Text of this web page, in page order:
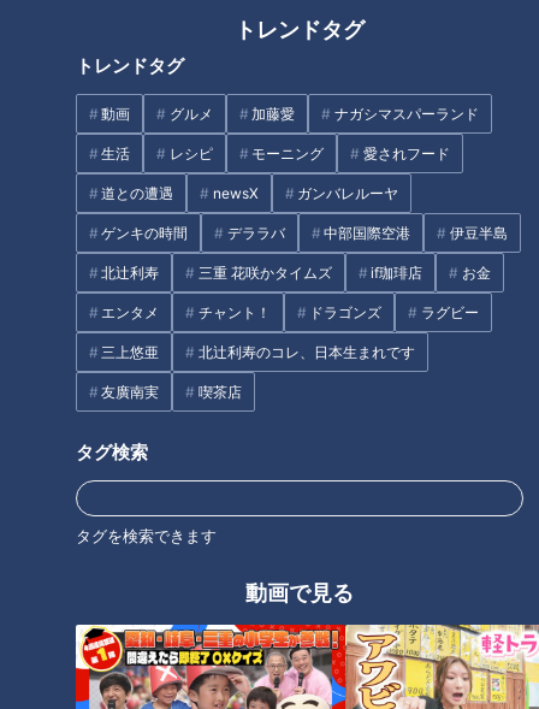
トレンドタグ
トレンドタグ
動画 グルメ 加藤愛 ナガシマスパーランド
生活 レシピ モーニング 愛されフード
道との遭遇 newsX ガンバレルーヤ
ゲンキの時間 デララバ 中部国際空港 伊豆半島
北辻利寿 三重 花咲かタイムズ if珈琲店 お金
エンタメ チャント！ ドラゴンズ ラグビー
三上悠亜 北辻利寿のコレ、日本生まれです
友廣南実 喫茶店
タグ検索
タグを検索できます
動画で見る
エンタメ
番組紹介
道との遭遇
「道との遭遇」動画
ミキがミチに出会うバラエティ！全国のユニークな「道」を変化球
目線で深掘り、とことん楽しむ！CBCテレビにて毎週火曜日よる
11:56から放送。見逃し配信あり。
ホームページ
オススメ関連コンテンツ